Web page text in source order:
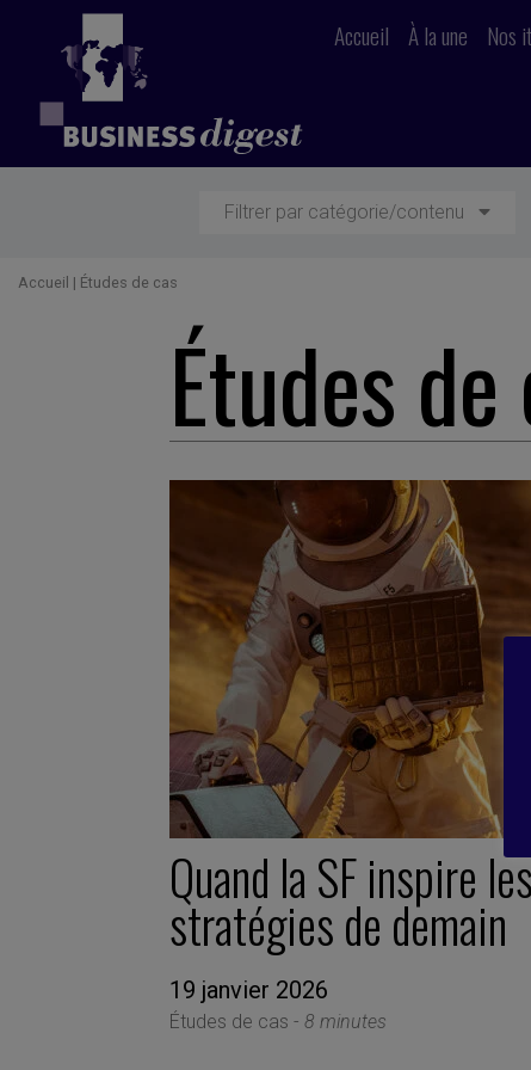
Accueil À la une Nos
Filtrer par catégorie/contenu
Accueil | Études de cas
Études de
Quand la SF inspire
stratégies de demain
19 janvier 2026
Études de cas - 8 minutes